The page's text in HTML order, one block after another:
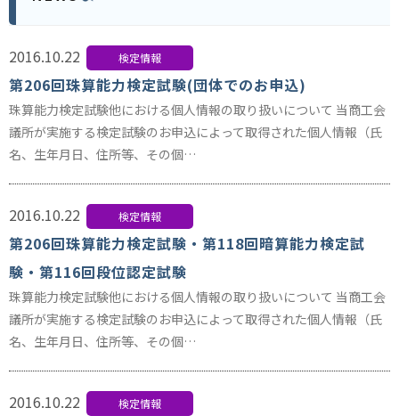
2016.10.22 検定情報
第206回珠算能力検定試験(団体でのお申込)
珠算能力検定試験他における個人情報の取り扱いについて 当商工会
議所が実施する検定試験のお申込によって取得された個人情報（氏
名、生年月日、住所等、その個…
2016.10.22 検定情報
第206回珠算能力検定試験・第118回暗算能力検定試
験・第116回段位認定試験
珠算能力検定試験他における個人情報の取り扱いについて 当商工会
議所が実施する検定試験のお申込によって取得された個人情報（氏
名、生年月日、住所等、その個…
2016.10.22 検定情報